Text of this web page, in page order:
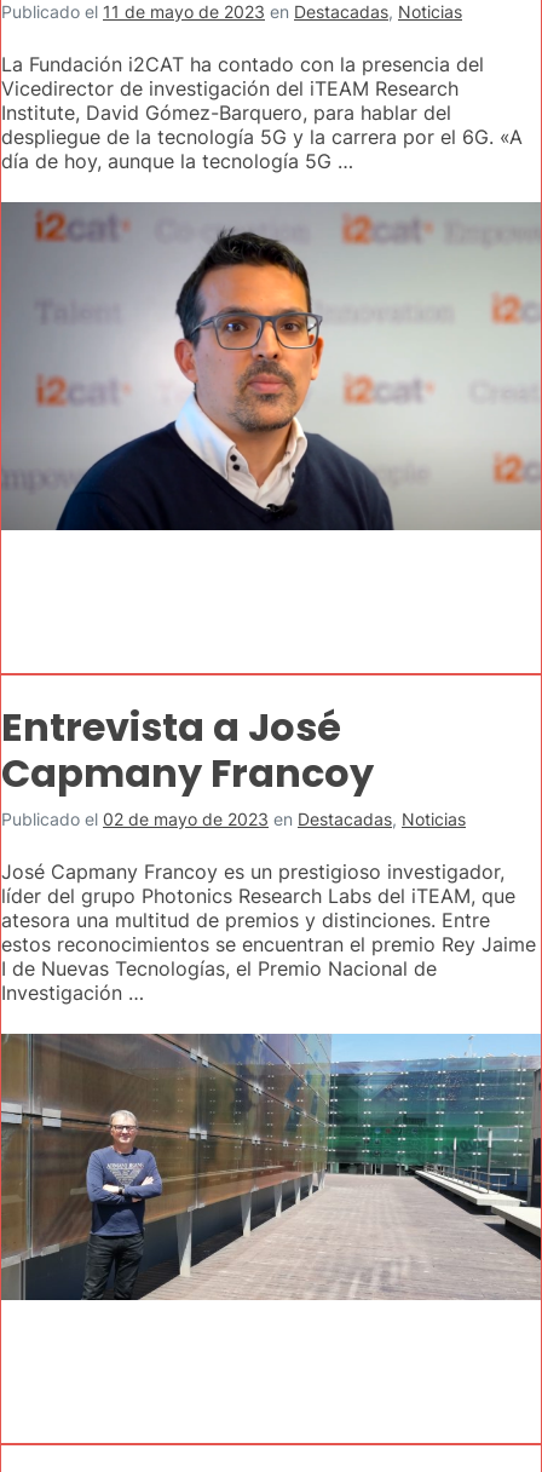
Publicado el 11 de mayo de 2023 en Destacadas, Noticias
La Fundación i2CAT ha contado con la presencia del
Vicedirector de investigación del iTEAM Research
Institute, David Gómez-Barquero, para hablar del
despliegue de la tecnología 5G y la carrera por el 6G. «A
día de hoy, aunque la tecnología 5G …
Entrevista a José
Capmany Francoy
Publicado el 02 de mayo de 2023 en Destacadas, Noticias
José Capmany Francoy es un prestigioso investigador,
líder del grupo Photonics Research Labs del iTEAM, que
atesora una multitud de premios y distinciones. Entre
estos reconocimientos se encuentran el premio Rey Jaime
I de Nuevas Tecnologías, el Premio Nacional de
Investigación …